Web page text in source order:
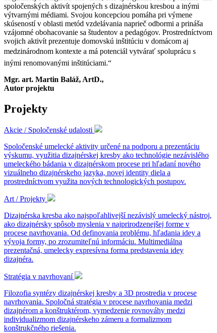
spoločenských aktivít spojených s dizajnérskou kresbou a inými
výtvarnými médiami. Svojou koncepciou pomáha pri výmene
skúseností v oblasti metód vzdelávania naprieč odbormi a prináša
vzájomné obohacovanie sa študentov a pedagógov. Prostredníctvom
svojich aktivít prezentuje domovskú inštitúciu v domácom aj
medzinárodnom kontexte a má potenciál vytvárať spoluprácu s
inými renomovanými inštitúciami.“
Mgr. art. Martin Baláž, ArtD.,
Autor projektu
Projekty
Akcie / Spoločenské udalosti
Spoločenské umelecké aktivity určené na podporu a prezentáciu
výskumu, využitia dizajnérskej kresby ako technológie nezávislého
umeleckého bádania v dizajnérskom procese pri hľadaní nového
vizuálneho dizajnérskeho jazyka, novej identity diela a
prostredníctvom využita nových technologických postupov.
Art / Projekty
Dizajnérska kresba ako najspoľahlivejší nezávislý umelecký nástroj,
ako dizajnérsky spôsob myslenia v najprirodzenejšej forme v
procese navrhovania. Od definovania problému, hľadania idey a
vývoja formy, po zrozumiteľnú informáciu. Multimediálna
prezentačná, umelecky expresívna forma predstavenia idey
dizajnéra.
Stratégia v navrhovaní
Filozofia syntézy dizajnérskej kresby a 3D prostredia v procese
navrhovania. Spoločná stratégia v procese navrhovania medzi
dizajnérom a konštruktérom, vymedzenie rovnováhy medzi
individualizmom dizajnérskeho zámeru a formalizmom
konštrukčného riešenia.